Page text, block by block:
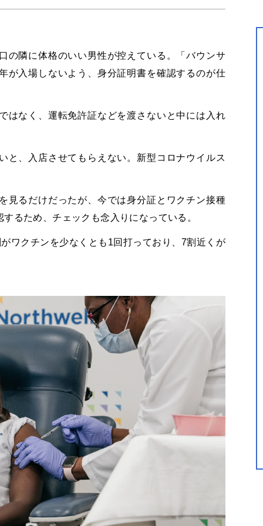
の隣に体格のいい男性が控えている。「バウンサ
が入場しないよう、身分証明書を確認するのが仕
はなく、運転免許証などを渡さないと中には入れ
と、入店させてもらえない。新型コロナウイルス
見るだけだったが、今では身分証とワクチン接種
るため、チェックも念入りになっている。
ワクチンを少なくとも1回打っており、7割近くが